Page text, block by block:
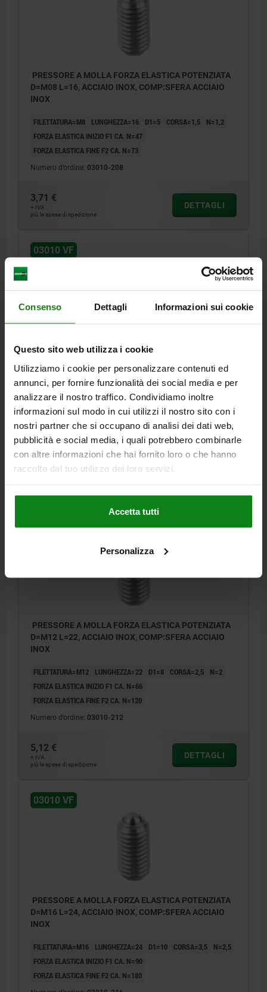
Consenso Dettagli Informazioni sui cookie
Questo sito web utilizza i cookie
Utilizziamo i cookie per personalizzare contenuti ed
annunci, per fornire funzionalità dei social media e per
analizzare il nostro traffico. Condividiamo inoltre
informazioni sul modo in cui utilizzi il nostro sito con i
nostri partner che si occupano di analisi dei dati web,
pubblicità e social media, i quali potrebbero combinarle
con altre informazioni che hai fornito loro o che hanno
raccolto dal tuo utilizzo dei loro servizi.
Accetta tutti
Personalizza
PRESSORE A MOLLA FORZA ELASTICA POTENZIATA
D=M08 L=16, ACCIAIO INOX, COMP:SFERA ACCIAIO
INOX
FILETTATURA=M8 LUNGHEZZA=16 D1=5 CORSA=1,5
N=1,2
FORZA ELASTICA INIZIO F1 CA. N=47
FORZA ELASTICA FINE F2 CA. N=73
Numero d’ordine: 03010-208
3,71 €
+ IVA
più le spese di spedizione
DETTAGLI
03010 VF
PRESSORE A MOLLA FORZA ELASTICA POTENZIATA
INOX
FILETTATURA=M10 LUNGHEZZA=19 D1=6 CORSA=2 N=1,6
FORZA ELASTICA INIZIO F1 CA. N=66
FORZA ELASTICA FINE F2 CA. N=100
Numero d’ordine:03010-210
4,22 €
03010 VF
PRESSORE A MOLLA FORZA ELASTICA POTENZIATA
D=M12 L=22, ACCIAIO INOX, COMP:SFERA ACCIAIO
INOX
FILETTATURA=M12 LUNGHEZZA=22 D1=8 CORSA=2,5
N=2
FORZA ELASTICA INIZIO F1 CA. N=66
FORZA ELASTICA FINE F2 CA. N=120
Numero d’ordine: 03010-212
5,12 €
+ IVA
più le spese di spedizione
DETTAGLI
03010 VF
PRESSORE A MOLLA FORZA ELASTICA POTENZIATA
D=M16 L=24, ACCIAIO INOX, COMP:SFERA ACCIAIO
INOX
FILETTATURA=M16 LUNGHEZZA=24 D1=10 CORSA=3,5
N=2,5
FORZA ELASTICA INIZIO F1 CA. N=90
FORZA ELASTICA FINE F2 CA. N=180